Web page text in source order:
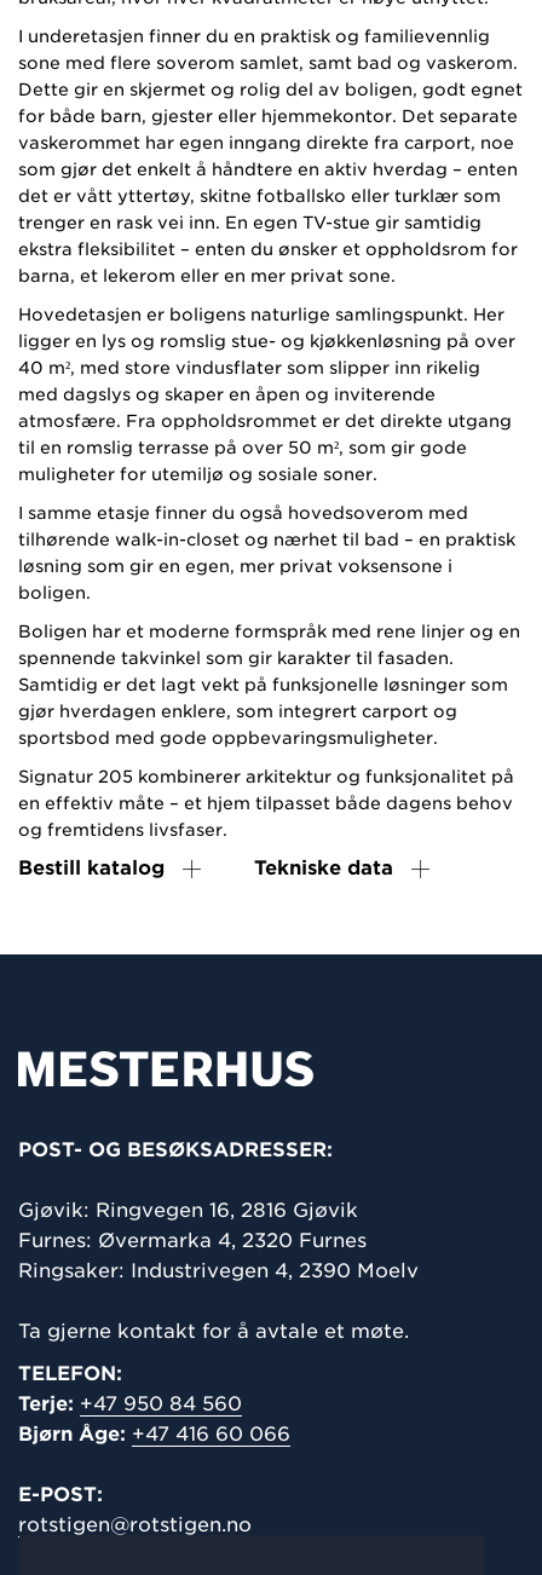
I underetasjen finner du en praktisk og familievennlig
sone med flere soverom samlet, samt bad og vaskerom.
Dette gir en skjermet og rolig del av boligen, godt egnet
for både barn, gjester eller hjemmekontor. Det separate
vaskerommet har egen inngang direkte fra carport, noe
som gjør det enkelt å håndtere en aktiv hverdag – enten
det er vått yttertøy, skitne fotballsko eller turklær som
trenger en rask vei inn. En egen TV-stue gir samtidig
ekstra fleksibilitet – enten du ønsker et oppholdsrom for
barna, et lekerom eller en mer privat sone.
Hovedetasjen er boligens naturlige samlingspunkt. Her
ligger en lys og romslig stue- og kjøkkenløsning på over
40 m², med store vindusflater som slipper inn rikelig
med dagslys og skaper en åpen og inviterende
atmosfære. Fra oppholdsrommet er det direkte utgang
til en romslig terrasse på over 50 m², som gir gode
muligheter for utemiljø og sosiale soner.
I samme etasje finner du også hovedsoverom med
tilhørende walk-in-closet og nærhet til bad – en praktisk
løsning som gir en egen, mer privat voksensone i
boligen.
Boligen har et moderne formspråk med rene linjer og en
spennende takvinkel som gir karakter til fasaden.
Samtidig er det lagt vekt på funksjonelle løsninger som
gjør hverdagen enklere, som integrert carport og
sportsbod med gode oppbevaringsmuligheter.
Signatur 205 kombinerer arkitektur og funksjonalitet på
en effektiv måte – et hjem tilpasset både dagens behov
og fremtidens livsfaser.
Bestill katalog Tekniske data
POST- OG BESØKSADRESSER:
Gjøvik: Ringvegen 16, 2816 Gjøvik
Furnes: Øvermarka 4, 2320 Furnes
Ringsaker: Industrivegen 4, 2390 Moelv
Ta gjerne kontakt for å avtale et møte.
TELEFON:
Terje: +47 950 84 560
Bjørn Åge: +47 416 60 066
E-POST:
rotstigen@rotstigen.no